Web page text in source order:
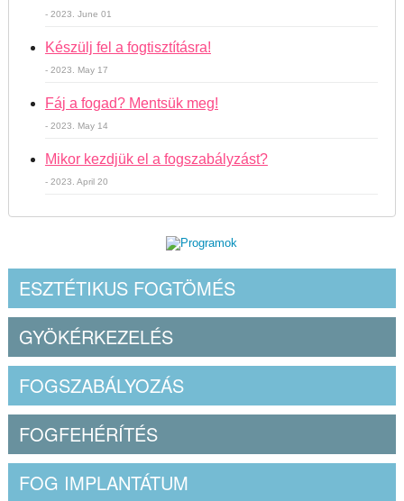
- 2023. June 01
Készülj fel a fogtisztításra!
- 2023. May 17
Fáj a fogad? Mentsük meg!
- 2023. May 14
Mikor kezdjük el a fogszabályzást?
- 2023. April 20
ESZTÉTIKUS FOGTÖMÉS
GYÖKÉRKEZELÉS
FOGSZABÁLYOZÁS
FOGFEHÉRÍTÉS
FOG IMPLANTÁTUM